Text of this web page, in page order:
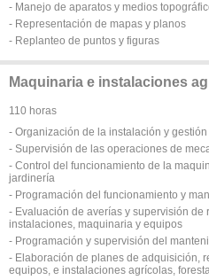
- Manejo de aparatos y medios
- Representación de mapas y planos
- Replanteo de puntos y figuras
Maquinaria e instalaciones
110 horas
- Organización de la instalación y
- Supervisión de las operaciones de
- Control del funcionamiento de la
jardinería
- Programación del funcionamiento y
- Evaluación de averías y supervisión de
instalaciones, maquinaria y equipos
- Programación y supervisión del
- Elaboración de planes de adquisición,
equipos, e instalaciones agrícolas,